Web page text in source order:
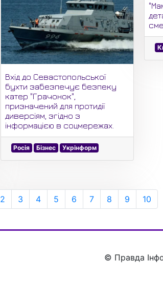
Вхід до Севастопольської
бухти забезпечує безпеку
катер "Грачонок",
призначений для протидії
диверсіям, згідно з
інформацією в соцмережах.
Росія Бізнес Укрінформ
2 3 4 5 6 7 8 9 10
© Правда